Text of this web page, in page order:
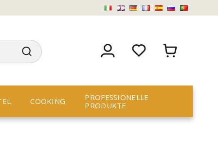
COOKING
PROFESSIONELLE
PRODUKTE